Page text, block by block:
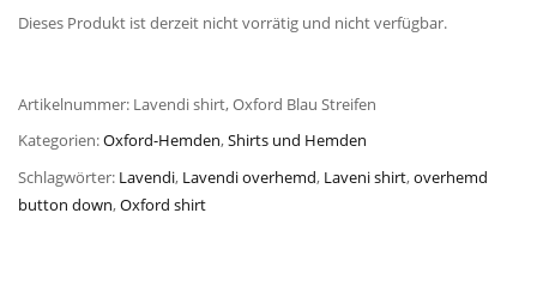
Dieses Produkt ist derzeit nicht vorrätig und nicht verfügbar.
Artikelnummer: Lavendi shirt, Oxford Blau Streifen
Kategorien:Oxford-Hemden,Shirts und Hemden
Schlagwörter: Lavendi, Lavendi overhemd, Laveni shirt,overhemd
button down,Oxford shirt